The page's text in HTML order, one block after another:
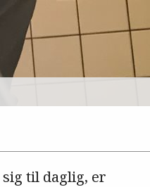
til daglig, er